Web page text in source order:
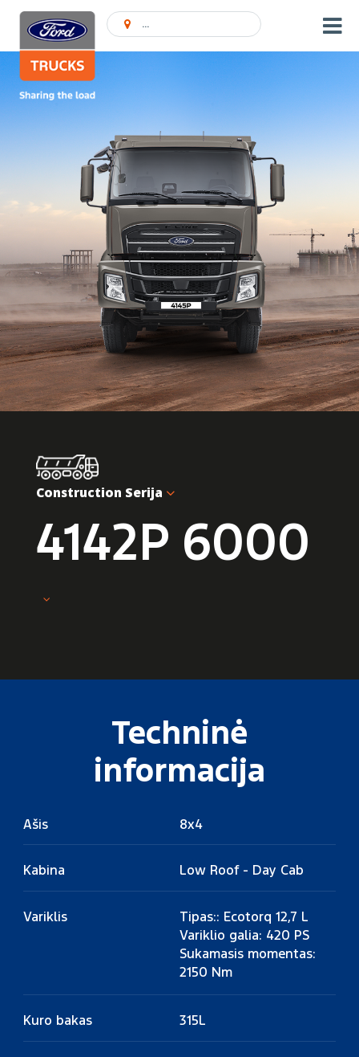
Ieškoti Atstovybės
Construction Serija
4142P 6000
Techninė
informacija
Ašis 8x4
Kabina Low Roof - Day Cab
Variklis
Tipas:: Ecotorq 12,7 L
Variklio galia: 420 PS
Sukamasis momentas:
2150 Nm
Kuro bakas 315L